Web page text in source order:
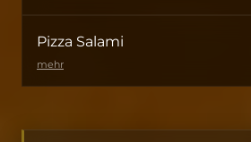
Pizza Salami
mehr